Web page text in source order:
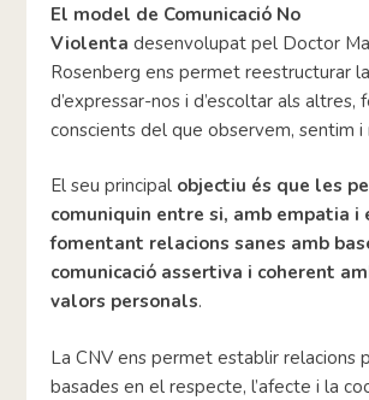
El model de Comunicació No
Violenta desenvolupat pel Doctor
Rosenberg ens permet reestructurar
d’expressar-nos i d’escoltar als altres,
conscients del que observem, sentim i
El seu principal objectiu és que les
comuniquin entre si, amb empatia i
fomentant relacions sanes amb
comunicació assertiva i coherent
valors personals.
La CNV ens permet establir relacions
basades en el respecte, l’afecte i la